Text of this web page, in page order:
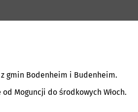
gmin Bodenheim i Budenheim.
Moguncji do środkowych Włoch.